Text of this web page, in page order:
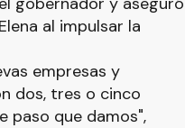
al impulsar la
empresas y
dos, tres o cinco
paso que damos",